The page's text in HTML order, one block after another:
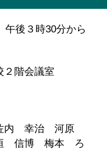
午後３時30分から
２階会議室
内 幸治 河原
信博 梅本 ろ